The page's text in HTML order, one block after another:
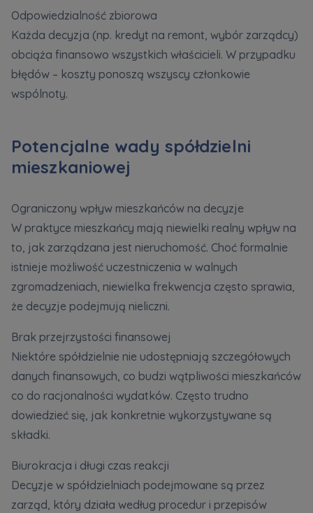
Odpowiedzialność zbiorowa
Każda decyzja (np. kredyt na remont, wybór zarządcy)
obciąża finansowo wszystkich właścicieli. W przypadku
błędów – koszty ponoszą wszyscy członkowie
wspólnoty.
Potencjalne wady spółdzielni
mieszkaniowej
Ograniczony wpływ mieszkańców na decyzje
W praktyce mieszkańcy mają niewielki realny wpływ na
to, jak zarządzana jest nieruchomość. Choć formalnie
istnieje możliwość uczestniczenia w walnych
zgromadzeniach, niewielka frekwencja często sprawia,
że decyzje podejmują nieliczni.
Brak przejrzystości finansowej
Niektóre spółdzielnie nie udostępniają szczegółowych
danych finansowych, co budzi wątpliwości mieszkańców
co do racjonalności wydatków. Często trudno
dowiedzieć się, jak konkretnie wykorzystywane są
składki.
Biurokracja i długi czas reakcji
Decyzje w spółdzielniach podejmowane są przez
zarząd, który działa według procedur i przepisów